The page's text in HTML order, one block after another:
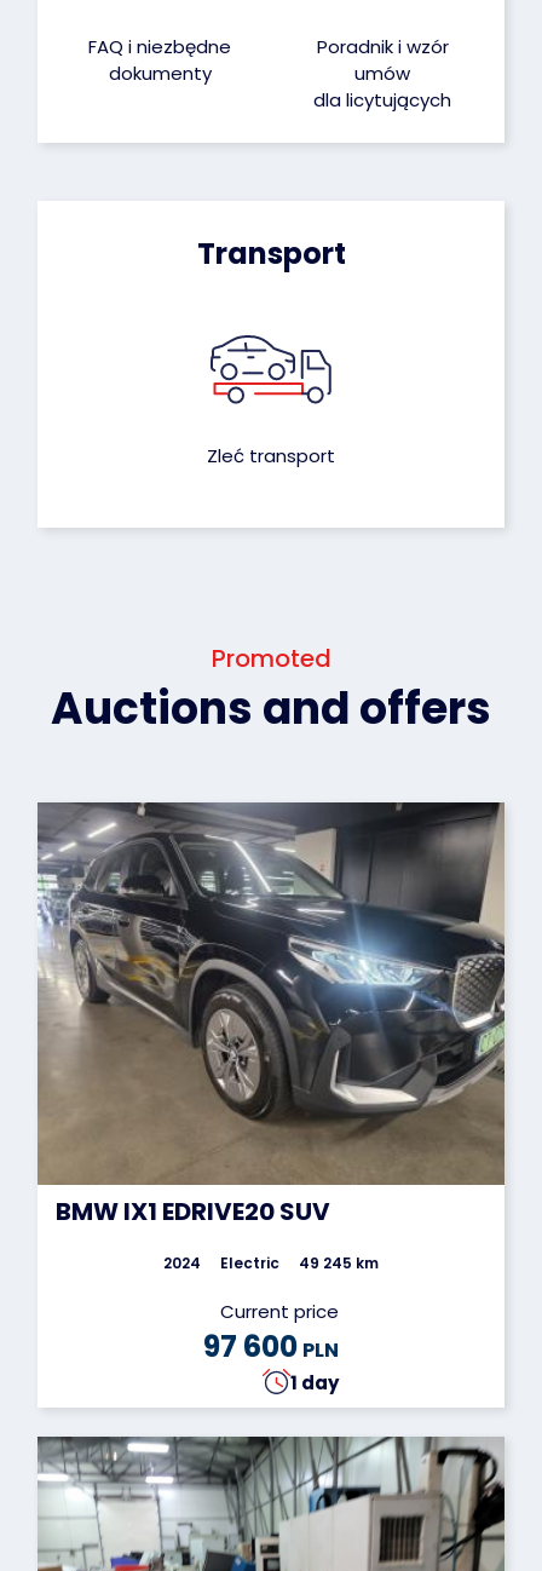
FAQ i niezbędne
dokumenty
Poradnik i wzór
umów
dla licytujących
Transport
Zleć transport
Promoted
Auctions and offers
BMW IX1 EDRIVE20 SUV
2024 Electric 49 245 km
Current price
97 600 PLN
1 day